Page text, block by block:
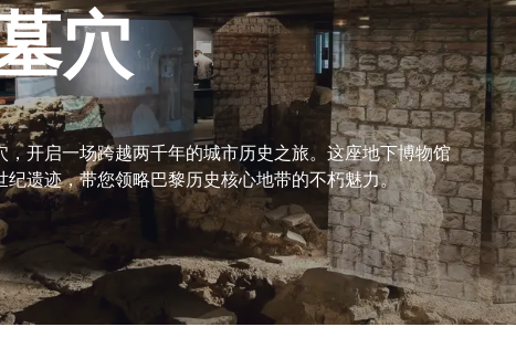
穴
开启一场跨越两千年的城市历史之旅。这座地下博物馆
遗迹，带您领略巴黎历史核心地带的不朽魅力。